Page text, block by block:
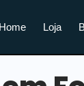
Home Loja